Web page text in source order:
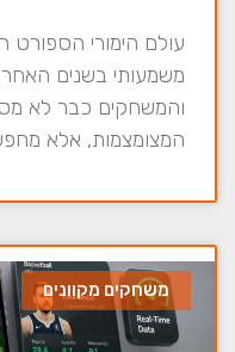
עולם הימורי הספורט
משמעותי בשנים
והמשחקים כבר לא
המצומצמות, אלא
משחקים מקוונים